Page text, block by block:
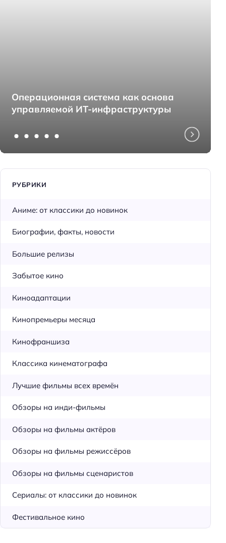
Операционная система как основа
управляемой ИТ-инфраструктуры
РУБРИКИ
Аниме: от классики до новинок
Биографии, факты, новости
Большие релизы
Забытое кино
Киноадаптации
Кинопремьеры месяца
Кинофраншиза
Классика кинематографа
Лучшие фильмы всех времён
Обзоры на инди-фильмы
Обзоры на фильмы актёров
Обзоры на фильмы режиссёров
Обзоры на фильмы сценаристов
Сериалы: от классики до новинок
Фестивальное кино